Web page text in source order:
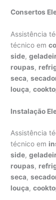
Consertos
Assistência
técnico em
side,
roupas,
seca,
louça,
Instalação
Assistência
técnico em
side,
roupas,
seca,
louça,